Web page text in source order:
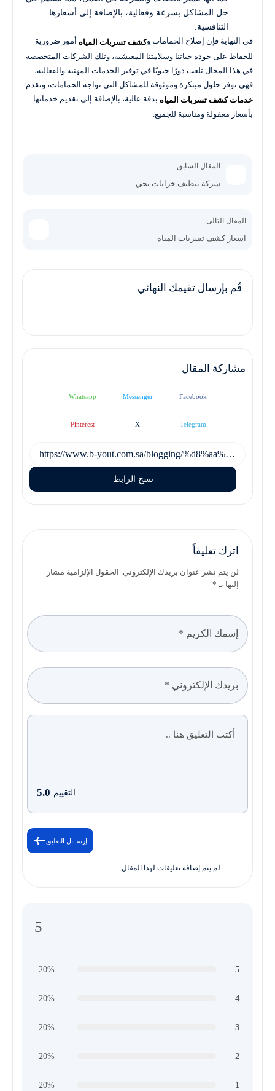
حل المشاكل بسرعة وفعالية، بالإضافة إلى أسعارها
التنافسية.
في النهاية فإن إصلاح الحمامات وكشف تسربات المياه أمور ضرورية
للحفاظ على جودة حياتنا وسلامتنا المعيشية، وتلك الشركات المتخصصة
في هذا المجال تلعب دورًا حيويًا في توفير الخدمات المهنية والفعالية،
فهي توفر حلول مبتكرة وموثوقة للمشاكل التي تواجه الحمامات، وتقدم
خدمات كشف تسربات المياه بدقة عالية، بالإضافة إلى تقديم خدماتها
بأسعار معقولة ومناسبة للجميع.
المقال السابق
شركة تنظيف خزانات بحي..
المقال التالى
اسعار كشف تسربات المياه
قُم بإرسال تقيمك النهائي
مشاركة المقال
Facebook
Messenger
Whatsapp
Telegram
X
Pinterest
نسخ الرابط
اترك تعليقاً
لن يتم نشر عنوان بريدك الإلكتروني. الحقول الإلزامية مشار
إليها بـ *
التقييم 5.0
إرســال التعليق
لم يتم إضافة تعليقات لهذا المقال.
5
5
20%
4
20%
3
20%
2
20%
1
20%